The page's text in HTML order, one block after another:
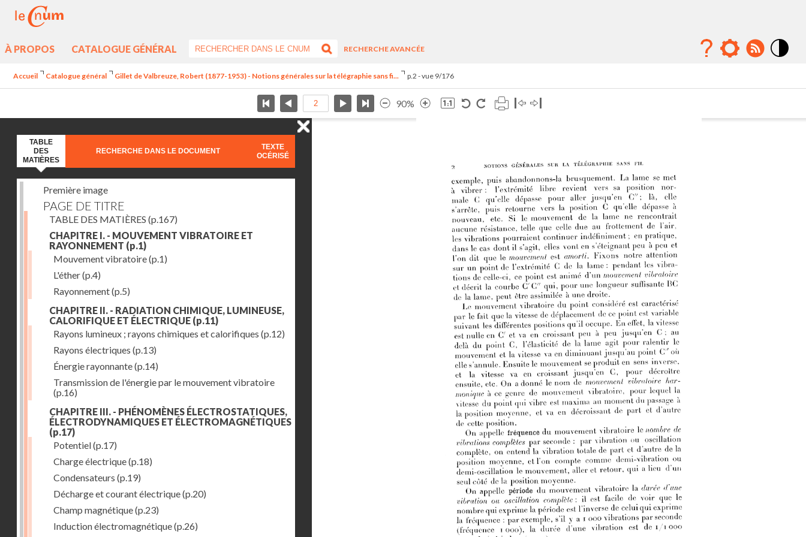
À PROPOS CATALOGUE GÉNÉRAL
RECHERCHE AVANCÉE
Accueil Catalogue général Gillet de Valbreuze, Robert (1877-1953) - Notions générales sur la télégraphie sans fi... p.2 - vue 9/176
90%
TABLE
DES
MATIÈRES
RECHERCHE DANS LE DOCUMENT
TEXTE
OCÉRISÉ
Première image
PAGE DE TITRE
TABLE DES MATIÈRES (p.167)
CHAPITRE I. - MOUVEMENT VIBRATOIRE ET
RAYONNEMENT (p.1)
Mouvement vibratoire(p.1)
L'éther(p.4)
Rayonnement(p.5)
CHAPITRE II. - RADIATION CHIMIQUE, LUMINEUSE,
CALORIFIQUE ET ÉLECTRIQUE (p.11)
Rayons lumineux ; rayons chimiques et calorifiques (p.12)
Rayons électriques (p.13)
Énergie rayonnante(p.14)
Transmission de l'énergie par le mouvement vibratoire
(p.16)
CHAPITRE III. - PHÉNOMÈNES ÉLECTROSTATIQUES,
ÉLECTRODYNAMIQUES ET ÉLECTROMAGNÉTIQUES
(p.17)
Potentiel(p.17)
Charge électrique(p.18)
Condensateurs (p.19)
Décharge et courant électrique(p.20)
Champ magnétique(p.23)
Induction électromagnétique(p.26)